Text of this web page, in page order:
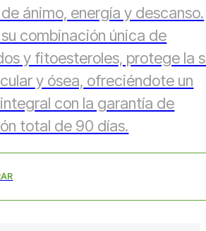
ánimo, energía y descanso.
combinación única de
y fitoesteroles, protege la
y ósea, ofreciéndote un
con la garantía de
total de 90 días.